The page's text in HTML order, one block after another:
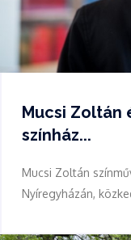
Mucsi Zoltán
színház...
Mucsi Zoltán
Nyíregyházán,